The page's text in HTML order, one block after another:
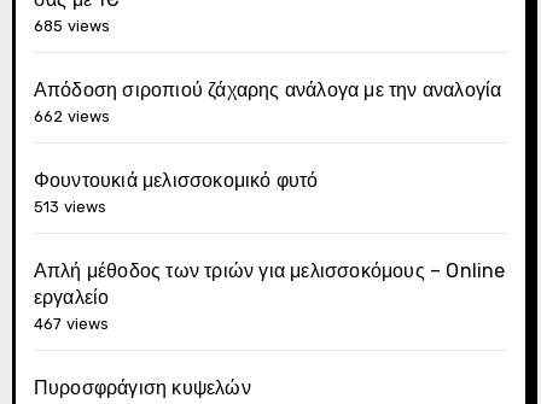
685 views
Απόδοση σιροπιού ζάχαρης ανάλογα με την αναλογία
662 views
Φουντουκιά μελισσοκομικό φυτό
513 views
Απλή μέθοδος των τριών για μελισσοκόμους – Online
εργαλείο
467 views
Πυροσφράγιση κυψελών